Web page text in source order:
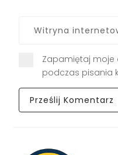
Zapamiętaj moje
podczas pisania